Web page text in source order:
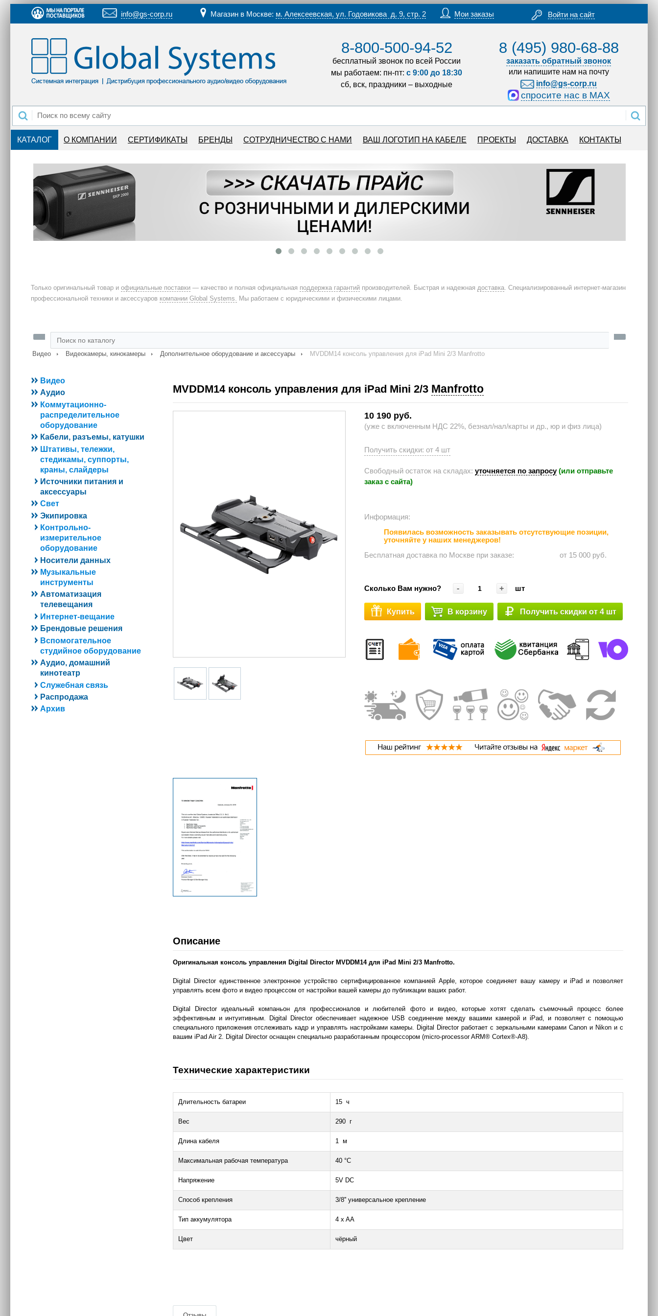
info@gs-corp.ru Магазин в Москве: м. Алексеевская, ул. Годовикова д. 9, стр. 2 Мои заказы Войти на сайт
8-800-500-94-52
бесплатный звонок по всей России
мы работаем: пн-пт: с 9:00 до 18:30
сб, вск, праздники – выходные
8 (495) 980-68-88
заказать обратный звонок
или напишите нам на почту
info@gs-corp.ru
спросите нас в MAX
КАТАЛОГ О КОМПАНИИ СЕРТИФИКАТЫ БРЕНДЫ СОТРУДНИЧЕСТВО С НАМИ ВАШ ЛОГОТИП НА КАБЕЛЕ ПРОЕКТЫ ДОСТАВКА КОНТАКТЫ
Только оригинальный товар и официальные поставки — качество и полная официальная поддержка гарантий производителей. Быстрая и надежная доставка. Специализированный интернет-магазин
профессиональной техники и аксессуаров компании Global Systems. Мы работаем с юридическими и физическими лицами.
Видео Видеокамеры, кинокамеры Дополнительное оборудование и аксессуары MVDDM14 консоль управления для iPad Mini 2/3 Manfrotto
Видео
Аудио
Коммутационно-
распределительное
оборудование
Кабели, разъемы, катушки
Штативы, тележки,
стедикамы, суппорты,
краны, слайдеры
Источники питания и
аксессуары
Свет
Экипировка
Контрольно-
измерительное
оборудование
Носители данных
Музыкальные
инструменты
Автоматизация
телевещания
Интернет-вещание
Брендовые решения
Вспомогательное
студийное оборудование
Аудио, домашний
кинотеатр
Служебная связь
Распродажа
Архив
MVDDM14 консоль управления для iPad Mini 2/3 Manfrotto
10 190 руб.
(уже с включенным НДС 22%, безнал/нал/карты и др., юр и физ лица)
Получить скидки: от 4 шт
Свободный остаток на складах: уточняется по запросу(или отправьте
заказ с сайта)
Информация:⠀⠀⠀⠀
Появилась возможность заказывать отсутствующие позиции,
уточняйте у наших менеджеров!
Бесплатная доставка по Москве при заказе: ⠀⠀⠀⠀
от 15 000 руб.
Сколько Вам нужно? - + шт
Купить В корзину Получить скидки от 4 шт
Описание
Оригинальная консоль управления Digital Director MVDDM14 для iPad Mini 2/3 Manfrotto.
Digital Director единственное электронное устройство сертифицированное компанией Apple, которое соединяет вашу камеру и iPad и позволяет
управлять всем фото и видео процессом от настройки вашей камеры до публикации ваших работ.
Digital Director идеальный компаньон для профессионалов и любителей фото и видео, которые хотят сделать съемочный процесс более
эффективным и интуитивным. Digital Director обеспечивает надежное USB соединение между вашими камерой и iPad, и позволяет с помощью
специального приложения отслеживать кадр и управлять настройками камеры. Digital Director работает с зеркальными камерами Canon и Nikon и с
вашим iPad Air 2. Digital Director оснащен специально разработанным процессором (micro-processor ARM® Cortex®-A8).
Технические характеристики
Длительность батареи 15 ч
Вес 290 г
Длина кабеля 1 м
Максимальная рабочая температура 40 °C
Напряжение 5V DC
Способ крепления 3/8'' универсальное крепление
Тип аккумулятора 4 x AA
Цвет чёрный